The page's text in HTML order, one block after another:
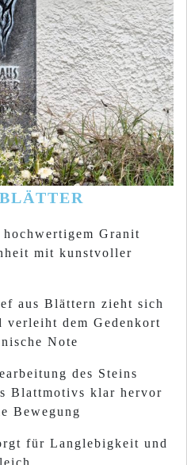
Granit
mit kunstvoller
aus Blättern zieht sich
verleiht dem Gedenkort
Note
des Steins
Blattmotivs klar hervor
Bewegung
für Langlebigkeit und